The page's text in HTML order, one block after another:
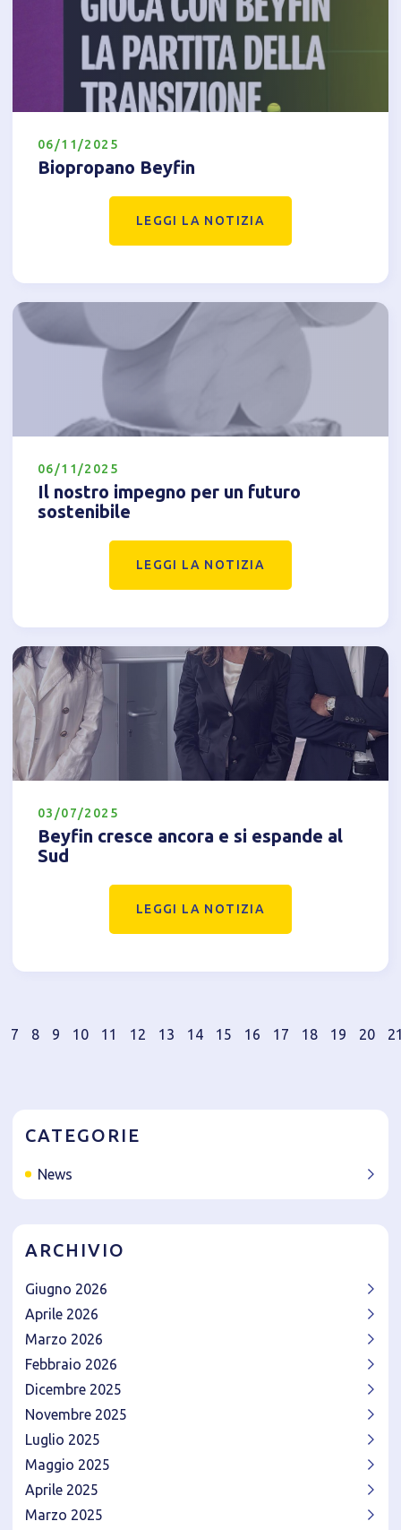
06/11/2025
Biopropano Beyfin
LEGGI LA NOTIZIA
06/11/2025
Il nostro impegno per un futuro
sostenibile
LEGGI LA NOTIZIA
03/07/2025
Beyfin cresce ancora e si espande al
Sud
LEGGI LA NOTIZIA
7 8 9 10 11 12 13 14 15 16 17 18 19 20
CATEGORIE
News
ARCHIVIO
Giugno 2026
Aprile 2026
Marzo 2026
Febbraio 2026
Dicembre 2025
Novembre 2025
Luglio 2025
Maggio 2025
Aprile 2025
Marzo 2025